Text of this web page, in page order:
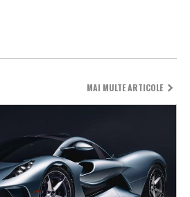
MAI MULTE ARTICOLE